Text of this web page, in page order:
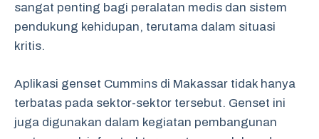
sangat penting bagi peralatan medis dan sistem
pendukung kehidupan, terutama dalam situasi
kritis.
Aplikasi genset Cummins di Makassar tidak hanya
terbatas pada sektor-sektor tersebut. Genset ini
juga digunakan dalam kegiatan pembangunan